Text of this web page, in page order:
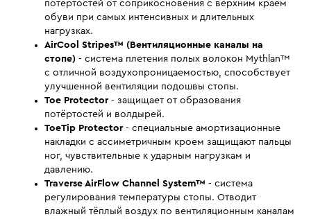
потёртостей от соприкосновения с верхним краем
обуви при самых интенсивных и длительных
нагрузках.
AirCool Stripes™ (Вентиляционные каналы на
стопе) - система плетения полых волокон Mythlan™
с отличной воздухопроницаемостью, способствует
улучшенной вентиляции подошвы стопы.
Toe Protector- защищает от образования
потёртостей и волдырей.
ToeTip Protector- специальные амортизационные
накладки с ассиметричным кроем защищают пальцы
ног, чувствительные к ударным нагрузкам и
давлению.
Traverse AirFlow Channel System™ - система
регулирования температуры стопы. Отводит
влажный тёплый воздух по вентиляционным каналам